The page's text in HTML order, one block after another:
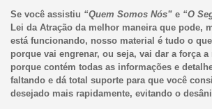
Se você assistiu “Quem Somos Nós”e “O
Lei da Atração da melhor maneira que pode,
está funcionando, nosso material é tudo o
porque vai engrenar, ou seja, vai dar a força a
porque contém todas as informações e
faltando e dá total suporte para que você
desejado mais rapidamente, evitando o